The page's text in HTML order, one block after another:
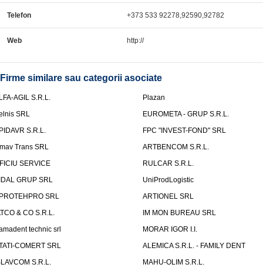
Telefon +373 533 92278,92590,92782
Web http://
Firme similare sau categorii asociate
AGIL S.R.L.
Plazan
SRL
EUROMETA - GRUP S.R.L.
S.R.L.
FPC "INVEST-FOND" SRL
Trans SRL
ARTBENCOM S.R.L.
SERVICE
RULCAR S.R.L.
GRUP SRL
UniProdLogistic
SRL
ARTIONEL SRL
& CO S.R.L.
IM MON BUREAU SRL
technic srl
MORAR IGOR I.I.
COMERT SRL
ALEMICA S.R.L. - FAMILY DENT
S.R.L.
MAHU-OLIM S.R.L.